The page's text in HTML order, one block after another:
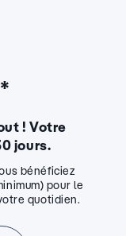
! Votre
jours.
bénéficiez
pour le
quotidien.